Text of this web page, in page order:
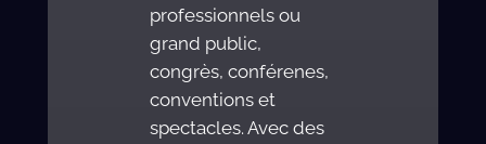
professionnels ou
grand public,
congrès, conférenes,
conventions et
spectacles. Avec des